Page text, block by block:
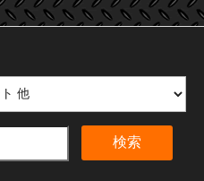
検索